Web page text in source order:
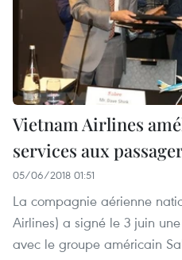
Vietnam Airlines
services aux
05/06/2018 01:51
La compagnie aérienne
Airlines) a signé le 3 juin
avec le groupe américain